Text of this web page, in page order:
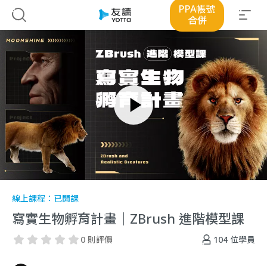
PPA帳號
合併
線上課程： 已開課
寫實生物孵育計畫｜ZBrush 進階模型課
104 位學員
0 則評價